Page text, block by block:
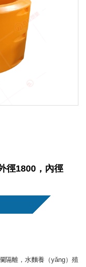
徑1800，內徑
隔離，水麵養（yǎng）殖